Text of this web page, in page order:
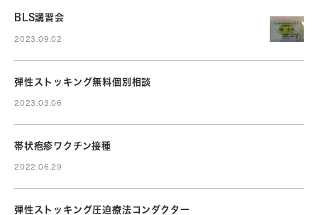
BLS講習会
2023.09.02
弾性ストッキング無料個別相談
2023.03.06
帯状疱疹ワクチン接種
2022.06.29
弾性ストッキング圧迫療法コンダクター